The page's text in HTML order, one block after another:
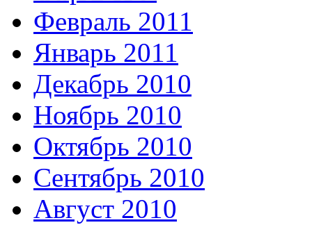
Февраль 2011
Январь 2011
Декабрь 2010
Ноябрь 2010
Октябрь 2010
Сентябрь 2010
Август 2010